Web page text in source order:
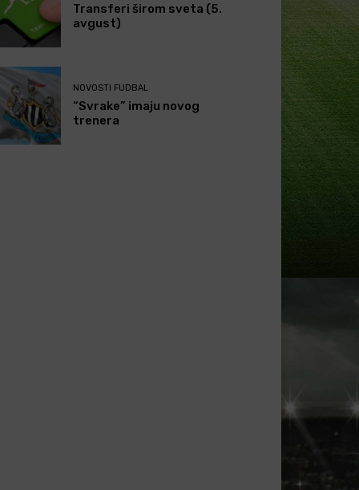
Transferi širom sveta (5.
avgust)
NOVOSTI FUDBAL
“Svrake” imaju novog
trenera